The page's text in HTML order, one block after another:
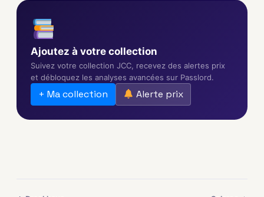
Ajoutez à votre collection
Suivez votre collection JCC, recevez des alertes prix
et débloquez les analyses avancées sur Passlord.
+ Ma collection Alerte prix